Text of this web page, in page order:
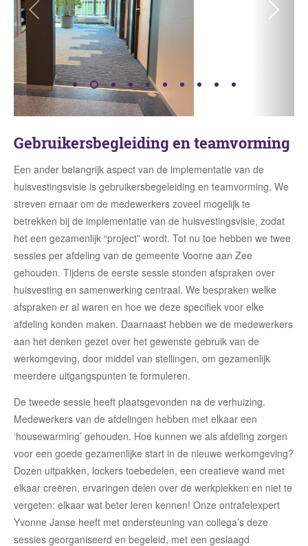
Gebruikersbegleiding en teamvorming
Een ander belangrijk aspect van de implementatie van de
huisvestingsvisie is gebruikersbegeleiding en teamvorming. We
streven ernaar om de medewerkers zoveel mogelijk te
betrekken bij de implementatie van de huisvestingsvisie, zodat
het een gezamenlijk “project” wordt. Tot nu toe hebben we twee
sessies per afdeling van de gemeente Voorne aan Zee
gehouden. Tijdens de eerste sessie stonden afspraken over
huisvesting en samenwerking centraal. We bespraken welke
afspraken er al waren en hoe we deze specifiek voor elke
afdeling konden maken. Daarnaast hebben we de medewerkers
aan het denken gezet over het gewenste gebruik van de
werkomgeving, door middel van stellingen, om gezamenlijk
meerdere uitgangspunten te formuleren.
De tweede sessie heeft plaatsgevonden na de verhuizing.
Medewerkers van de afdelingen hebben met elkaar een
‘housewarming’ gehouden. Hoe kunnen we als afdeling zorgen
voor een goede gezamenlijke start in de nieuwe werkomgeving?
Dozen uitpakken, lockers toebedelen, een creatieve wand met
elkaar creëren, ervaringen delen over de werkplekken en niet te
vergeten: elkaar wat beter leren kennen! Onze ontrafelexpert
Yvonne Janse heeft met ondersteuning van collega’s deze
sessies georganiseerd en begeleid, met een geslaagd